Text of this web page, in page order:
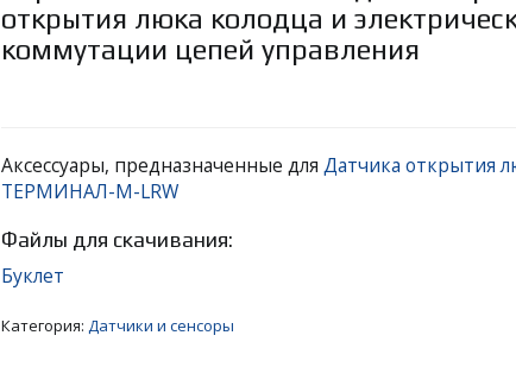
открытия люка колодца и
коммутации цепей управления
Аксессуары, предназначенные для Датчика открытия
ТЕРМИНАЛ-М-LRW
Файлы для скачивания:
Буклет
Категория: Датчики и сенсоры